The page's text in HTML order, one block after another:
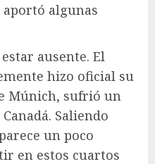
algunas
ausente. El
hizo oficial su
Múnich, sufrió un
Saliendo
un poco
en estos cuartos